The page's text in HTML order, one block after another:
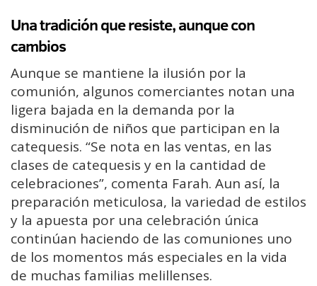
Una tradición que resiste, aunque con
cambios
Aunque se mantiene la ilusión por la
comunión, algunos comerciantes notan una
ligera bajada en la demanda por la
disminución de niños que participan en la
catequesis. “Se nota en las ventas, en las
clases de catequesis y en la cantidad de
celebraciones”, comenta Farah. Aun así, la
preparación meticulosa, la variedad de estilos
y la apuesta por una celebración única
continúan haciendo de las comuniones uno
de los momentos más especiales en la vida
de muchas familias melillenses.